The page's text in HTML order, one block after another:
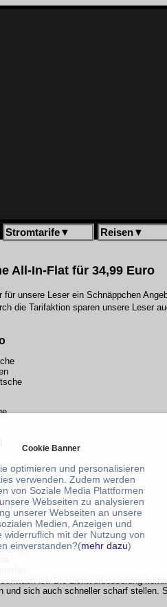
Stromtarife▼ Reisen▼
All-In-Flat für 34,99 Euro
unsere Leser ein Schnäppchen
die Tarifaktion sparen unsere Leser
bei
So
ist. Die Lichtverbesserung
und sich auch schneller scharf stellen.
Cookie Banner
optimieren und personalisieren
verwenden. Zudem werden
von Soziale Media Plattformen
Webseiten zu analysieren
unserer Webseiten an unsere
Medien, Anzeigen und
widerruflich mit der Nutzung von
einverstanden?(mehr dazu)